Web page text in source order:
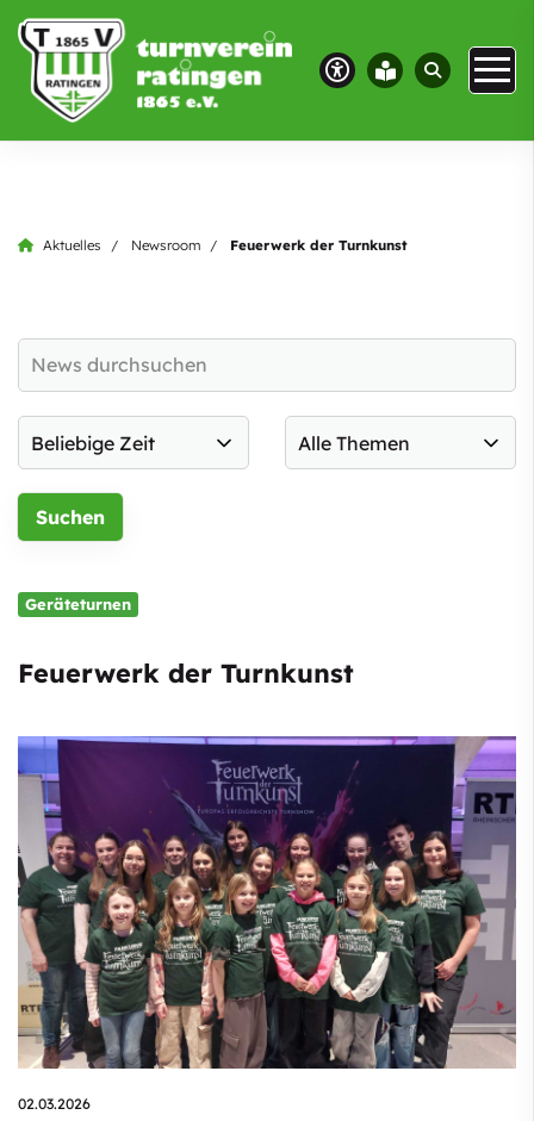
Aktuelles Newsroom Feuerwerk der Turnkunst
Geräteturnen
Feuerwerk der Turnkunst
02.03.2026